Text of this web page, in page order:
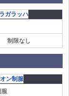
制限なし